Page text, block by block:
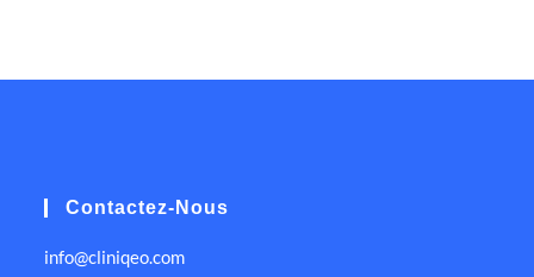
Contactez-Nous
info@cliniqeo.com